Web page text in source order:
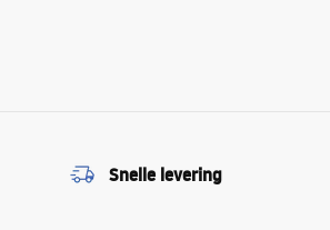
Snelle levering